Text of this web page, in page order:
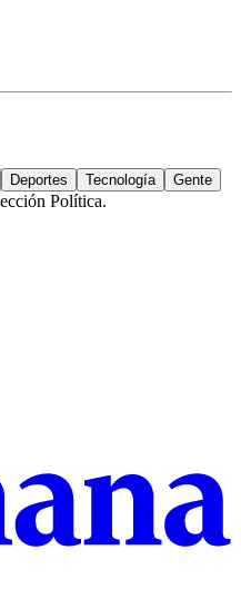
Deportes Tecnología Gente
Política.